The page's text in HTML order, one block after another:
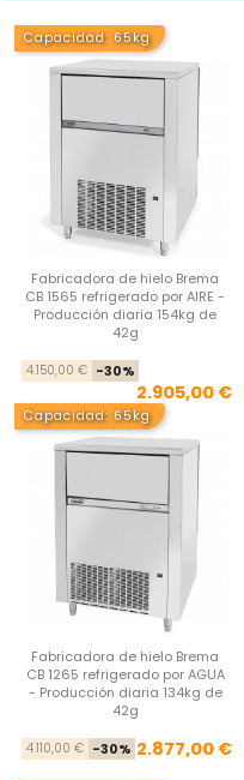
Capacidad: 65kg
Fabricadora de hielo Brema
CB 1565 refrigerado por AIRE -
Producción diaria 154kg de
42g
4.150,00 € -30%
2.905,00 €
Capacidad: 65kg
Fabricadora de hielo Brema
CB 1265 refrigerado por AGUA
- Producción diaria 134kg de
42g
4.110,00 € -30% 2.877,00 €